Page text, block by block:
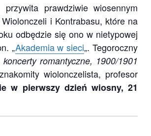
prawdziwie wiosennym
i Kontrabasu, które na
odbędzie się ono w nietypowej
„Akademia w sieci„. Tegoroczny
romantyczne, 1900/1901
wiolonczelista, profesor
w pierwszy dzień wiosny, 21